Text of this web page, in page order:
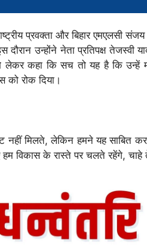
प्रवक्ता और बिहार एमएलसी
उन्होंने नेता प्रतिपक्ष तेजस्वी
लेकर कहा कि सच तो यह है कि उन्हें
को रोक दिया।
नहीं मिलते, लेकिन हमने यह साबित
हम विकास के रास्ते पर चलते रहेंगे,